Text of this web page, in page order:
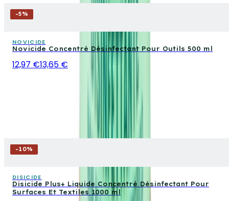
-5%
NOVICIDE
Novicide Concentré Désinfectant Pour Outils 500 ml
12,97 €13,65 €
-10%
DISICIDE
Disicide Plus+ Liquide Concentré Désinfectant Pour
Surfaces Et Textiles 1000 ml